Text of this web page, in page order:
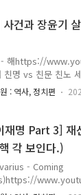
사건과 장윤기
- 해https://
친명 vs 친문 친노
사건은 공통점을
세력이 친문과 친
인하여 친문과 친
벌어질 더불어민
높아졌다고 분석
인들의 진정한 목
: 역사, 정치편
재명 Part 3] 재
각 보인다.)
- Coming